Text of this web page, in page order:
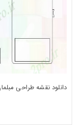
دانلود نقشه طراحی مبلمان